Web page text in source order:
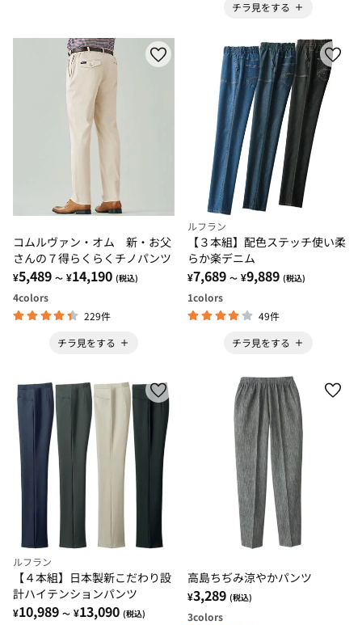
チラ見をする
コムルヴァン・オム 新・お父
さんの７得らくらくチノパンツ
¥5,489 ～ ¥14,190 (税込)
4colors
229件
チラ見をする
ルフラン
【３本組】配色ステッチ使い柔
らか楽デニム
¥7,689 ～ ¥9,889 (税込)
1colors
49件
チラ見をする
ルフラン
【４本組】日本製新こだわり設
計ハイテンションパンツ
¥10,989 ～ ¥13,090 (税込)
高島ちぢみ涼やかパンツ
¥3,289 (税込)
3colors